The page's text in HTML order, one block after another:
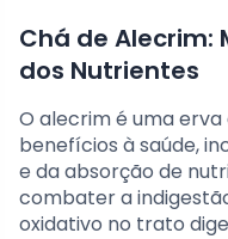
Chá de Alecrim:
dos Nutrientes
O alecrim é uma
benefícios à saúde,
e da absorção de
combater a
oxidativo no trato